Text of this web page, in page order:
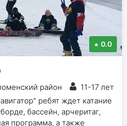
0.0
район
11-17 лет
ребят ждет катание
бассейн, арчеритаг,
программа, а также